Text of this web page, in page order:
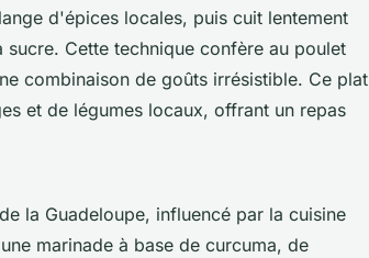
d'épices locales, puis cuit lentement
Cette technique confère au poulet
combinaison de goûts irrésistible. Ce plat
et de légumes locaux, offrant un repas
la Guadeloupe, influencé par la cuisine
marinade à base de curcuma, de